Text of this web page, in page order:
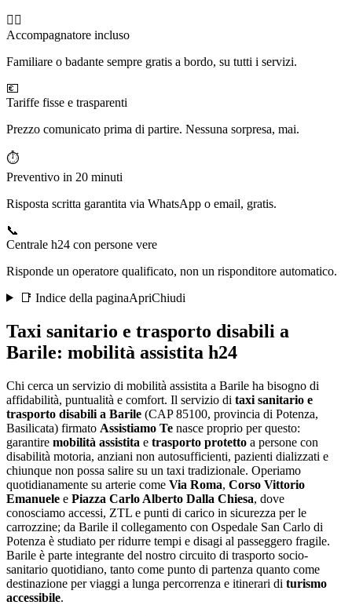
🧑‍⚕️
Accompagnatore incluso
Familiare o badante sempre gratis a bordo, su tutti i servizi.
💶
Tariffe fisse e trasparenti
Prezzo comunicato prima di partire. Nessuna sorpresa, mai.
⏱️
Preventivo in 20 minuti
Risposta scritta garantita via WhatsApp o email, gratis.
📞
Centrale h24 con persone vere
Risponde un operatore qualificato, non un risponditore automatico.
📑 Indice della paginaApriChiudi
Taxi sanitario e trasporto disabili a
Barile: mobilità assistita h24
Chi cerca un servizio di mobilità assistita a Barile ha bisogno di
affidabilità, puntualità e comfort. Il servizio di taxi sanitario e
trasporto disabili a Barile (CAP85100, provincia di Potenza,
Basilicata) firmato Assistiamo Te nasce proprio per questo:
garantire mobilità assistita e trasporto protetto a persone con
disabilità motoria, anziani non autosufficienti, pazienti dializzati e
chiunque non possa salire su un taxi tradizionale. Operiamo
quotidianamente su arterie come Via Roma, Corso Vittorio
Emanuele e Piazza Carlo Alberto Dalla Chiesa, dove
conosciamo accessi, ZTL e punti di carico in sicurezza per le
carrozzine; da Barile il collegamento con Ospedale San Carlo di
Potenza è studiato per ridurre tempi e disagi al passeggero fragile.
Barile è parte integrante del nostro circuito di trasporto socio-
sanitario quotidiano, tanto come punto di partenza quanto come
destinazione per viaggi a lunga percorrenza e itinerari di turismo
accessibile.